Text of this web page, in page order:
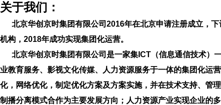
关于我们：
北京华创京时集团有限公司2016年在北京申请注册成立，
机构，2018年成功实现集团化运营。
北京华创京时集团有限公司是一家集ICT（信息通信技术）
业教育服务、影视文化传媒、人力资源服务于一体的集团化运
化，网络优化，制定优化方案及方案实施，并在技术支持、管
制播分离模式合作为主要发展方向；人力资源产业实现企业的